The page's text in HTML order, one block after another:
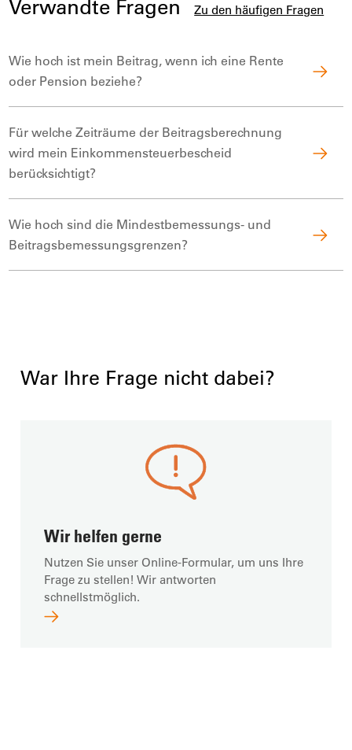
Verwandte Fragen Zu den häufigen Fragen
Wie hoch ist mein Beitrag, wenn ich eine Rente
oder Pension beziehe?
Für welche Zeiträume der Beitragsberechnung
wird mein Einkommensteuerbescheid
berücksichtigt?
Wie hoch sind die Mindestbemessungs- und
Beitragsbemessungsgrenzen?
War Ihre Frage nicht dabei?
Wir helfen gerne
Nutzen Sie unser Online-Formular, um uns Ihre
Frage zu stellen! Wir antworten
schnellstmöglich.